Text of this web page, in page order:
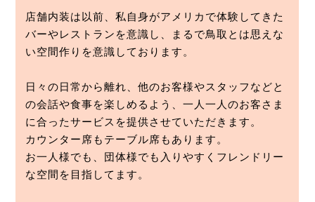
店舗内装は以前、私自身がアメリカで体験してきた
バーやレストランを意識し、まるで鳥取とは思えな
い空間作りを意識しております。
日々の日常から離れ、他のお客様やスタッフなどと
の会話や食事を楽しめるよう、一人一人のお客さま
に合ったサービスを提供させていただきます。
カウンター席もテーブル席もあります。
お一人様でも、団体様でも入りやすくフレンドリー
な空間を目指してます。